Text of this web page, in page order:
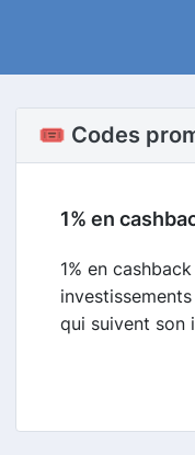
🎟️ Codes
1% en
1% en
qui suivent son